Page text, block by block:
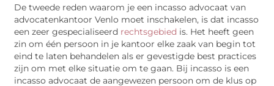
De tweede reden waarom je een incasso advocaat van
advocatenkantoor Venlo moet inschakelen, is dat incasso
een zeer gespecialiseerd rechtsgebied is. Het heeft geen
zin om één persoon in je kantoor elke zaak van begin tot
eind te laten behandelen als er gevestigde best practices
zijn om met elke situatie om te gaan. Bij incasso is een
incasso advocaat de aangewezen persoon om de klus op